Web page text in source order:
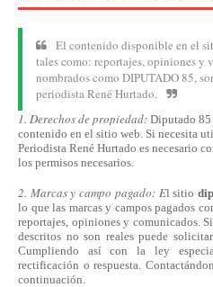
El contenido disponible en el
tales como: reportajes, opiniones y
nombrados como DIPUTADO 85,
periodista René Hurtado.
1. Derechos de propiedad: Diputado
contenido en el sitio web. Si necesita
Periodista René Hurtado es necesario
los permisos necesarios.
2. Marcas y campo pagado: El sitio
lo que las marcas y campos pagados
reportajes, opiniones y comunicados.
descritos no son reales puede solicitar
Cumpliendo asícon la ley
rectificación o respuesta.
continuación.